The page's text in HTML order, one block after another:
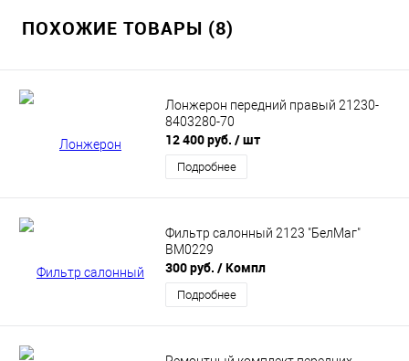
ПОХОЖИЕ ТОВАРЫ (8)
Лонжерон передний правый 21230-
8403280-70
12 400 руб. / шт
Подробнее
Фильтр салонный 2123 "БелМаг"
BM0229
300 руб. / Компл
Подробнее